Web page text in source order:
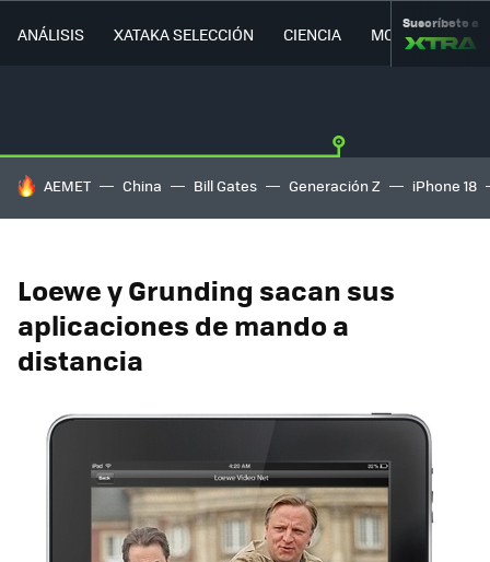
ANÁLISIS XATAKA SELECCIÓN CIENCIA MOVILIDAD
Suscríbete a
HOY SE HABLA DE
AEMET China Bill Gates Generación Z iPhone 18
Loewe y Grunding sacan sus
aplicaciones de mando a
distancia